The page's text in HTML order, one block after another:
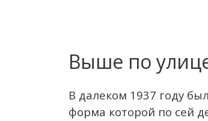
Выше по
В далеком 1937 году
форма которой по сей